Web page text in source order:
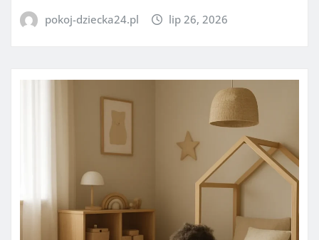
pokoj-dziecka24.pl lip 26, 2026